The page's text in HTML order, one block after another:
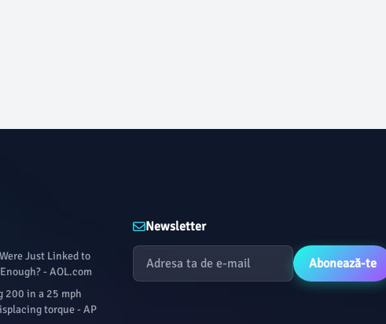
Just Linked to
- AOL.com
200 in a 25 mph
torque - AP
Newsletter
Abonează-te